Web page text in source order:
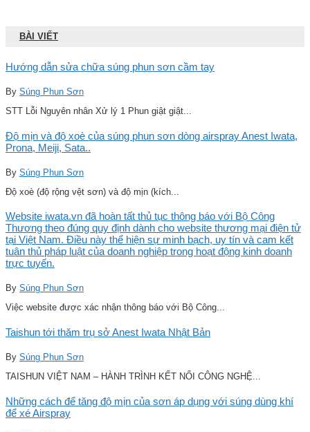
BÀI VIẾT
Hướng dẫn sửa chữa súng phun sơn cầm tay
By Súng Phun Sơn
STT Lỗi Nguyên nhân Xử lý 1 Phun giật giật...
Độ mịn và độ xoè của súng phun sơn dòng airspray Anest Iwata,
Prona, Meiji, Sata..
By Súng Phun Sơn
Độ xoè (độ rộng vệt sơn) và độ mịn (kích...
Website iwata.vn đã hoàn tất thủ tục thông báo với Bộ Công
Thương theo đúng quy định dành cho website thương mại điện tử
tại Việt Nam. Điều này thể hiện sự minh bạch, uy tín và cam kết
tuân thủ pháp luật của doanh nghiệp trong hoạt động kinh doanh
trực tuyến.
By Súng Phun Sơn
Việc website được xác nhận thông báo với Bộ Công...
Taishun tới thăm trụ sở Anest Iwata Nhật Bản
By Súng Phun Sơn
TAISHUN VIỆT NAM – HÀNH TRÌNH KẾT NỐI CÔNG NGHỆ...
Những cách để tăng độ mịn của sơn áp dụng với súng dùng khí
để xé Airspray